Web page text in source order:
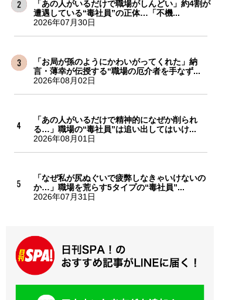
「あの人がいるだけで職場がしんどい」約4割が
遭遇している“毒社員”の正体…「不機...
2026年07月30日
「お局が孫のようにかわいがってくれた」納
言・薄幸が伝授する“職場の厄介者を手なず...
2026年08月02日
「あの人がいるだけで精神的になぜか削られ
る…」職場の“毒社員”は追い出してはいけ...
2026年08月01日
「なぜ私が尻ぬぐいで疲弊しなきゃいけないの
か…」職場を荒らす5タイプの“毒社員”...
2026年07月31日